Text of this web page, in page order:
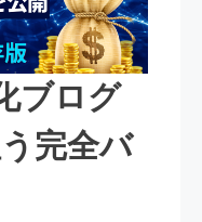
ブログ
完全バ